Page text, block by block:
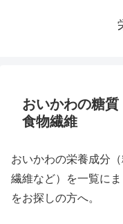
おいかわの糖質
食物繊維
おいかわの栄養成分
繊維など）を一覧に
をお探しの方へ。